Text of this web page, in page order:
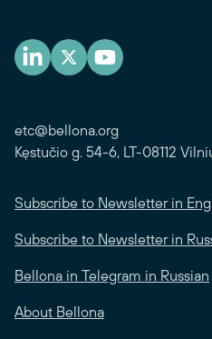
etc@bellona.org
Kęstučio g. 54-6, LT-08112
Subscribe to Newsletter in
Subscribe to Newsletter in
Bellona in Telegram in Russian
About Bellona